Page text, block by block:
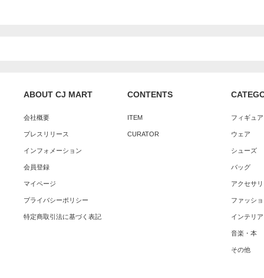
ABOUT CJ MART
会社概要
プレスリリース
インフォメーション
会員登録
マイページ
プライバシーポリシー
特定商取引法に基づく表記
CONTENTS
ITEM
CURATOR
フィギュ
ウェア
シューズ
バッグ
アクセサ
ファッシ
インテリア
音楽・本
その他